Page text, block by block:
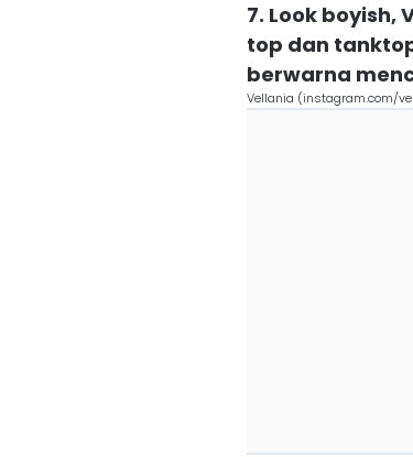
7. Look boyish,
top dan
berwarna
Vellania (instagram.com/